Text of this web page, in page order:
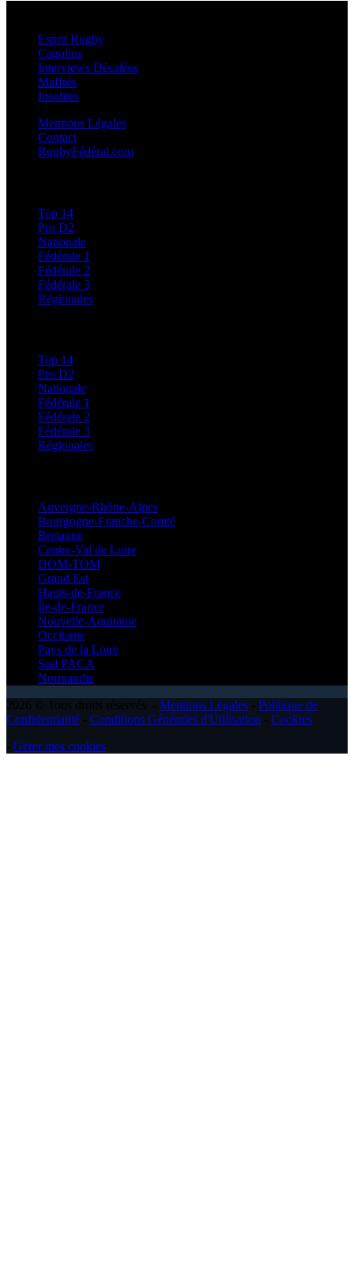
Esprit Rugby
Cagolins
Interviews Décalées
Maffrés
Insolites
Mentions Légales
Contact
RugbyFédéral.com
Top 14
Pro D2
Nationale
Fédérale 1
Fédérale 2
Fédérale 3
Régionales
Top 14
Pro D2
Nationale
Fédérale 1
Fédérale 2
Fédérale 3
Régionales
Auvergne-Rhône-Alpes
Bourgogne-Franche-Comté
Bretagne
Centre-Val de Loire
DOM-TOM
Grand Est
Hauts-de-France
Île-de-France
Nouvelle-Aquitaine
Occitanie
Pays de la Loire
Sud PACA
Normandie
Mentions Légales
Politique de
Confidentialité
Conditions Générales d'Utilisation
Cookies
Gérer mes cookies